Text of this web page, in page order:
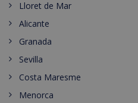
Lloret de Mar
Alicante
Granada
Sevilla
Costa Maresme
Menorca